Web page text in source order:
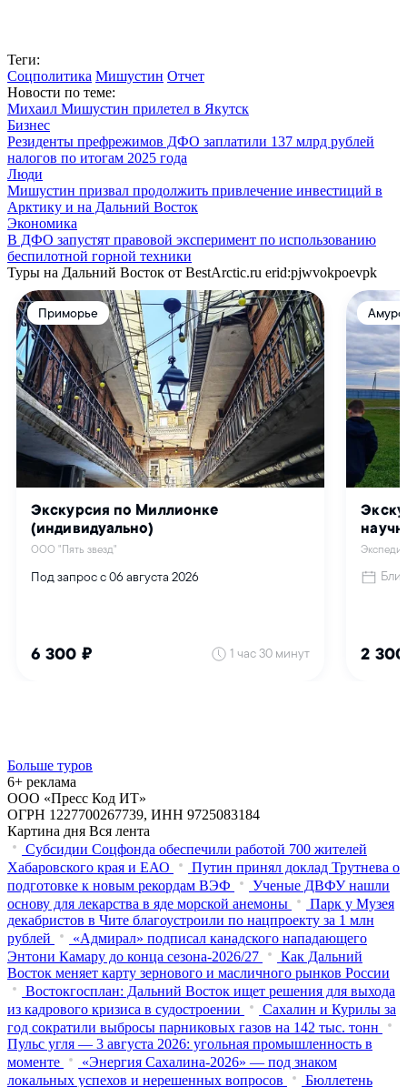
Теги:
Соцполитика Мишустин Отчет
Новости по теме:
Михаил Мишустин прилетел в Якутск
Бизнес
Резиденты префрежимов ДФО заплатили 137 млрд рублей
налогов по итогам 2025 года
Люди
Мишустин призвал продолжить привлечение инвестиций в
Арктику и на Дальний Восток
Экономика
В ДФО запустят правовой эксперимент по использованию
беспилотной горной техники
Туры на Дальний Восток от BestArctic.ru erid:pjwvokpoevpk
Больше туров
6+ реклама
ООО «Пресс Код ИТ»
ОГРН 1227700267739, ИНН 9725083184
Картина дня Вся лента
Субсидии Соцфонда обеспечили работой 700 жителей
Хабаровского края и ЕАО
Путин принял доклад Трутнева о
подготовке к новым рекордам ВЭФ
Ученые ДВФУ нашли
основу для лекарства в яде морской анемоны
Парк у Музея
декабристов в Чите благоустроили по нацпроекту за 1 млн
рублей
«Адмирал» подписал канадского нападающего
Энтони Камару до конца сезона-2026/27
Как Дальний
Восток меняет карту зернового и масличного рынков России
Востокгосплан: Дальний Восток ищет решения для выхода
из кадрового кризиса в судостроении
Сахалин и Курилы за
год сократили выбросы парниковых газов на 142 тыс. тонн
Пульс угля — 3 августа 2026: угольная промышленность в
моменте
«Энергия Сахалина-2026» — под знаком
локальных успехов и нерешенных вопросов
Бюллетень